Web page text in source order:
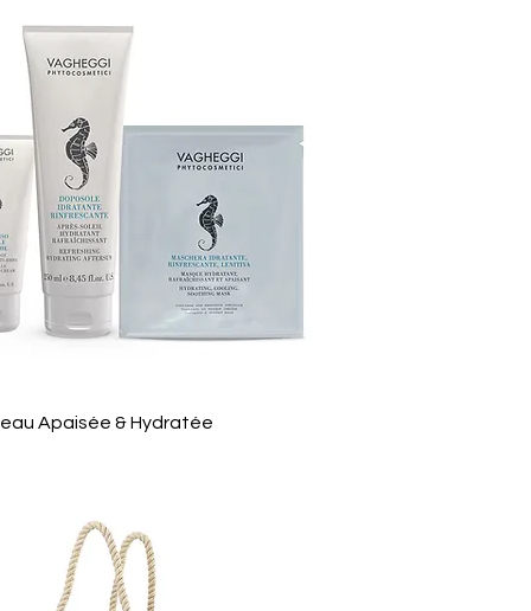
Apaisée & Hydratée